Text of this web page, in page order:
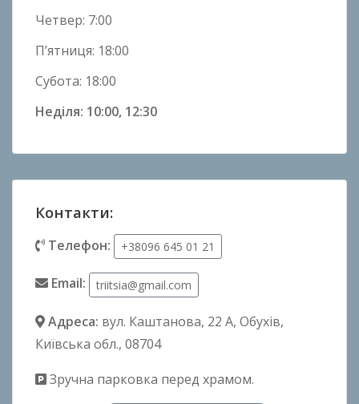
Четвер: 7:00
П’ятниця: 18:00
Субота: 18:00
Неділя: 10:00, 12:30
Контакти:
Телефон: +38096 645 01 21
Email: triitsia@gmail.com
Адреса: вул. Каштанова, 22 А, Обухів,
Київська обл., 08704
Зручна парковка перед храмом.